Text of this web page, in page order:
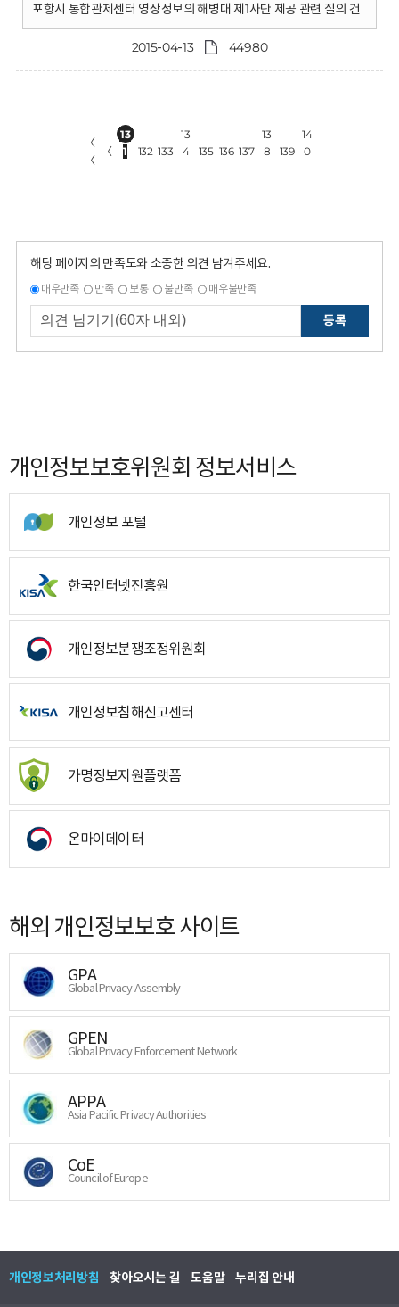
포항시 통합관제센터 영상정보의 해병대 제1사단 제공 관련 질의 건
2015-04-13 44980
〈
〈
〈
13
1
132 133
13
4
135 136 137
13
8
139
14
0
해당 페이지의 만족도와 소중한 의견 남겨주세요.
매우만족 만족 보통 불만족 매우불만족
등록
개인정보보호위원회 정보서비스
개인정보 포털
한국인터넷진흥원
개인정보분쟁조정위원회
개인정보침해신고센터
가명정보지원플랫폼
온마이데이터
해외 개인정보보호 사이트
GPA
Global Privacy Assembly
GPEN
Global Privacy Enforcement Network
APPA
Asia Pacific Privacy Authorities
CoE
Council of Europe
개인정보처리방침 찾아오시는 길 도움말 누리집 안내